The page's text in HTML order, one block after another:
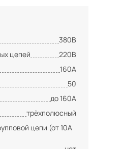
380В
цепей
220В
160А
50
до 160А
трёхполюсный
цепи (от 10А